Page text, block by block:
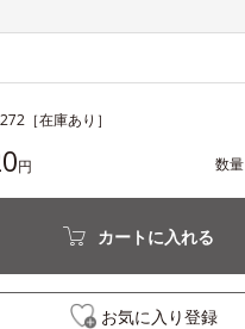
［在庫あり］
円 数量
カートに入れる
お気に入り登録